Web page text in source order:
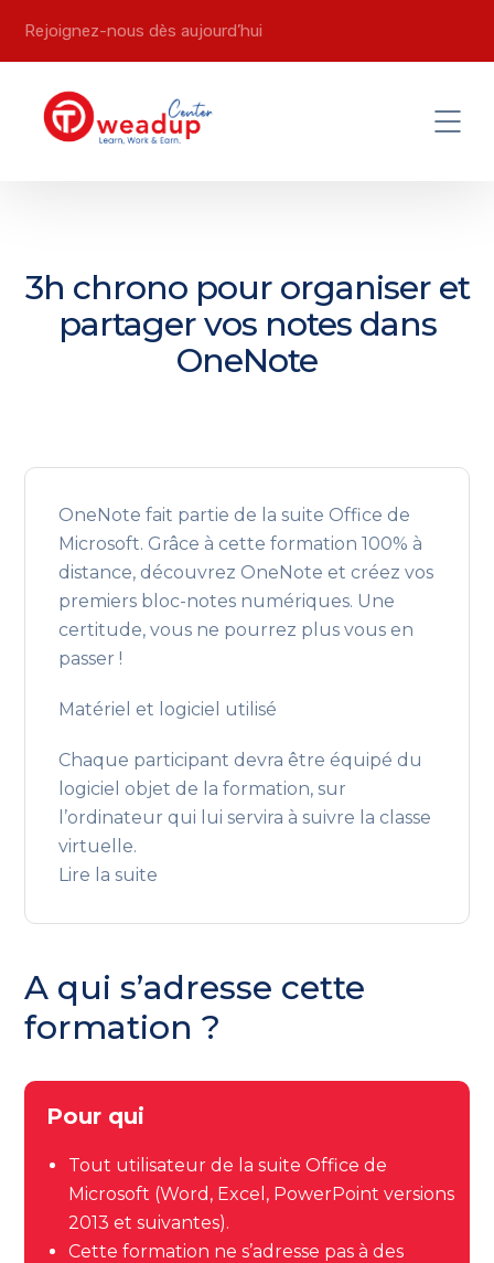
Rejoignez-nous dès aujourd’hui
3h chrono pour organiser et
partager vos notes dans
OneNote
OneNote fait partie de la suite Office de
Microsoft. Grâce à cette formation 100% à
distance, découvrez OneNote et créez vos
premiers bloc-notes numériques. Une
certitude, vous ne pourrez plus vous en
passer !
Matériel et logiciel utilisé
Chaque participant devra être équipé du
logiciel objet de la formation, sur
l’ordinateur qui lui servira à suivre la classe
virtuelle.
Lire la suite
A qui s’adresse cette
formation ?
Pour qui
Tout utilisateur de la suite Office de
Microsoft (Word, Excel, PowerPoint versions
2013 et suivantes).
Cette formation ne s’adresse pas à des